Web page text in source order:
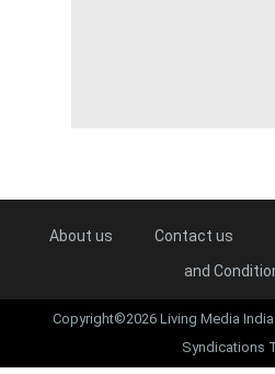
About us Contact us
and
Copyright©2026 Living Media
Syndications